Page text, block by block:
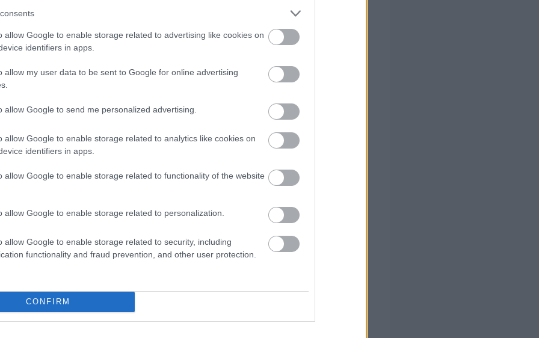
allow Google to enable storage related to advertising like cookies on
identifiers in apps.
allow my user data to be sent to Google for online advertising
allow Google to send me personalized advertising.
allow Google to enable storage related to analytics like cookies on
identifiers in apps.
allow Google to enable storage related to functionality of the website
allow Google to enable storage related to personalization.
allow Google to enable storage related to security, including
functionality and fraud prevention, and other user protection.
CONFIRM
proson.gr στα αποτελέσματα αναζήτησης της Google
Ειδήσεις
είναι οι δύο επόμενες προκηρύξεις «μαμούθ» (με μόρια)
γραπτός διαγωνισμός - Μόνιμοι στο υπουργείο
προσλήψεις με μισθό έως 1.250€ - Πού θα κάνετε
μισθός: Σενάριο για αύξηση στα 1.000 ευρώ από το 2027